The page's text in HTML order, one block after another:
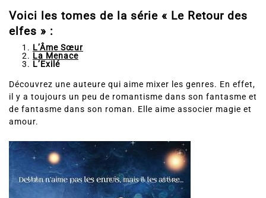
Voici les tomes de la série « Le Retour des
elfes » :
L’Âme Sœur
La Menace
L’Exilé
Découvrez une auteure qui aime mixer les genres. En effet,
il y a toujours un peu de romantisme dans son fantasme et
de fantasme dans son roman. Elle aime associer magie et
amour.